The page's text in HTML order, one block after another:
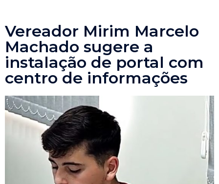
Vereador Mirim Marcelo
Machado sugere a
instalação de portal com
centro de informações